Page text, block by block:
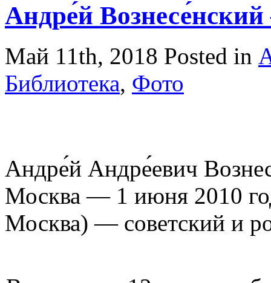
Андре́й
Май 11th, 2018 Posted in
Библиотека, Фото
Андре́й Андре́евич
Москва — 1 июня 2010
Москва) — советский и